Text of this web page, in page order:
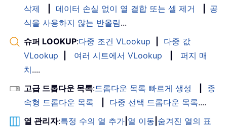
삭제
데이터 손실 없이 열 결합 또는 셀 제거
공
식을 사용하지 않는 반올림...
슈퍼 LOOKUP:다중 조건 VLookup
다중 값
VLookup
여러 시트에서 VLookup
퍼지 매
치....
고급 드롭다운 목록:드롭다운 목록 빠르게 생성
종
속형 드롭다운 목록
다중 선택 드롭다운 목록....
열 관리자:특정 수의 열 추가 열 이동 숨겨진 열의 표